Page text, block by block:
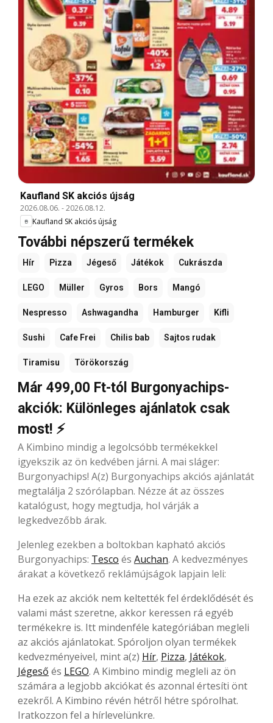
Kaufland SK akciós újság
2026.08.06. -2026.08.12.
Kaufland SK akciós újság
További népszerű termékek
Hír Pizza Jégeső Játékok Cukrászda
LEGO Müller Gyros Bors Mangó
Nespresso Ashwagandha Hamburger Kifli
Sushi Cafe Frei Chilis bab Sajtos rudak
Tiramisu Törökország
Már 499,00 Ft-tól Burgonyachips-
akciók: Különleges ajánlatok csak
most! ⚡
A Kimbino mindig a legolcsóbb termékekkel
igyekszik az ön kedvében járni. A mai sláger:
Burgonyachips! A(z) Burgonyachips akciós ajánlatát
megtalálja 2 szórólapban. Nézze át az összes
katalógust, hogy megtudja, hol várják a
legkedvezőbb árak.
Jelenleg ezekben a boltokban kapható akciós
Burgonyachips: Tesco és Auchan. A kedvezményes
árakat a következő reklámújságok lapjain leli:
Ha ezek az akciók nem keltették fel érdeklődését és
valami mást szeretne, akkor keressen rá egyéb
termékekre is. Itt mindenféle kategóriában megleli
az akciós ajánlatokat. Spóroljon olyan termékek
kedvezményeivel, mint a(z) Hír, Pizza, Játékok,
Jégeső és LEGO. A Kimbino mindig megleli az ön
számára a legjobb akciókat és azonnal értesíti önt
ezekről. A Kimbino révén hétről hétre spórolhat.
Iratkozzon fel a hírlevelünkre.